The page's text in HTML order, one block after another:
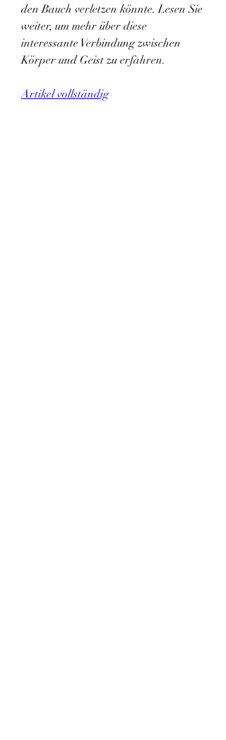
den Bauch verletzen könnte. Lesen Sie
weiter, um mehr über diese
interessante Verbindung zwischen
Körper und Geist zu erfahren.
Artikel vollständig